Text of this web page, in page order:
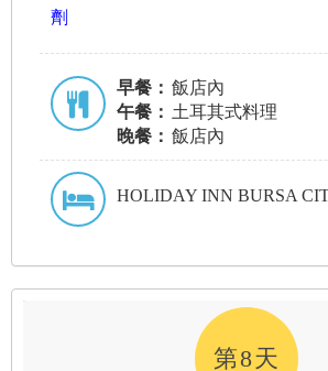
劑
早餐： 飯店內
午餐： 土耳其式料理
晚餐： 飯店內
HOLIDAY INN BURSA
第8天